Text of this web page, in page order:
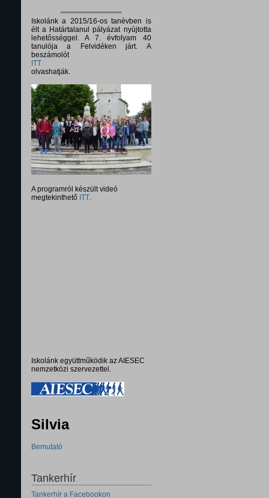
Iskolánk a 2015/16-os tanévben is
élt a Határtalanul pályázat nyújtotta
lehetősséggel. A 7. évfolyam 40
tanulója a Felvidéken járt. A
beszámolót
ITT
olvashatják.
A programról készült videó
megtekinthető ITT.
Iskolánk együttműködik az AIESEC
nemzetközi szervezettel.
Silvia
Bemutató
Tankerhír
Tankerhír a Facebookon